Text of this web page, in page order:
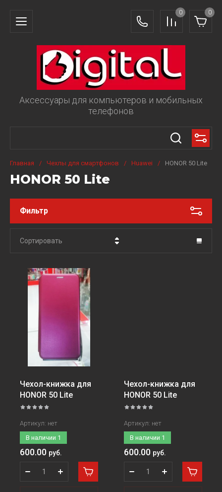
0 0
Аксессуары для компьютеров и мобильных
телефонов
Главная / Чехлы для смартфонов / Huawei / HONOR 50 Lite
HONOR 50 Lite
Фильтр
Сортировать
Цена - возрастание
Название - Я-А
Название - А-Я
Чехол-книжка для
HONOR 50 Lite
Артикул: нет
В наличии 1
600.00 руб.
Чехол-книжка для
HONOR 50 Lite
Артикул: нет
В наличии 1
600.00 руб.